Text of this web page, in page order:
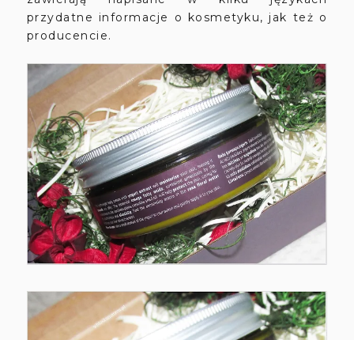
przydatne informacje o kosmetyku, jak też o
producencie.